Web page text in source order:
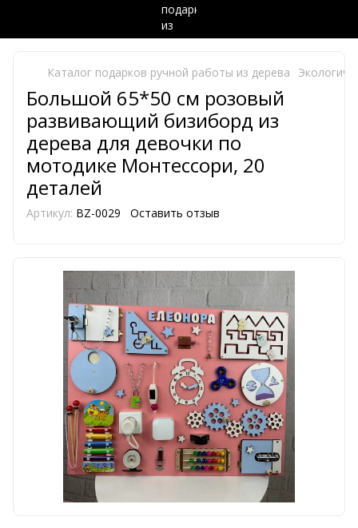
Каталог подарков ручной работы из дерева
Большой 65*50 см розовый
развивающий бизиборд из
дерева для девочки по
мотодике Монтессори, 20
деталей
Артикул: BZ-0029 Оставить отзыв